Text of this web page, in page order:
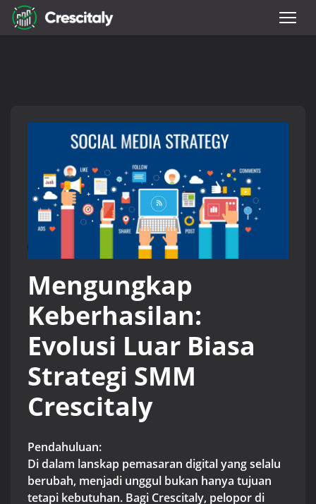
Mengungkap
Keberhasilan:
Evolusi Luar Biasa
Strategi SMM
Crescitaly
Pendahuluan:
Di dalam lanskap pemasaran digital yang selalu
berubah, menjadi unggul bukan hanya tujuan
tetapi kebutuhan. Bagi Crescitaly, pelopor di